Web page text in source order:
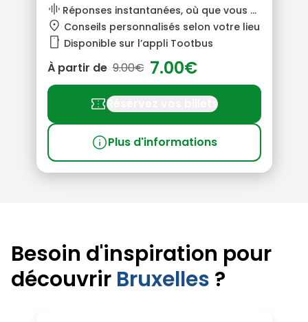
graphic_eq Réponses instantanées, où que vous soyez
location_pin Conseils personnalisés selon votre lieu
smartphone Disponible sur l’appli Tootbus
À partir de 9.00€ 7.00€
confirmation_numberRéservez vos billets
infoPlus d'informations
Besoin d'inspiration pour
découvrir Bruxelles ?